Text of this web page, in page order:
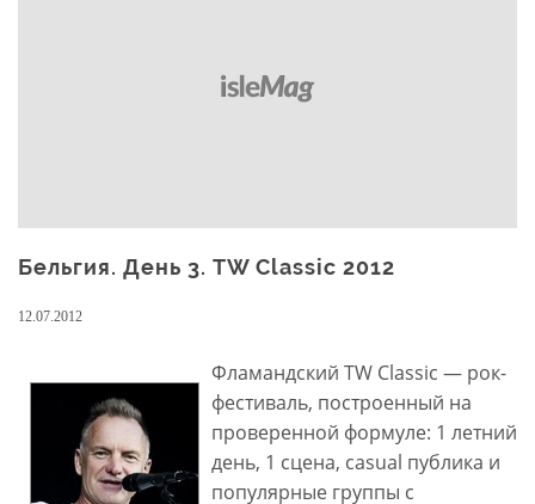
Бельгия. День 3. TW Classic 2012
12.07.2012
Фламандский TW Classic — рок-
фестиваль, построенный на
проверенной формуле: 1 летний
день, 1 сцена, сasual публика и
популярные группы с